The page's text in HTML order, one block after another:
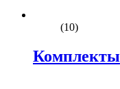
(10)
Комплекты